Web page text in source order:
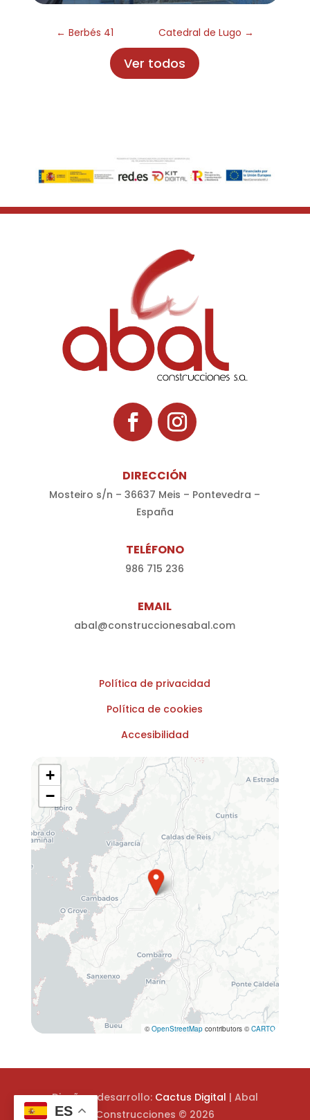
← Berbés 41 Catedral de Lugo →
Ver todos
DIRECCIÓN
Mosteiro s/n – 36637 Meis – Pontevedra –
España
TELÉFONO
986 715 236
EMAIL
abal@construccionesabal.com
Política de privacidad
Política de cookies
Accesibilidad
+
−
©OpenStreetMap contributors ©CARTO
Diseño y desarrollo: Cactus Digital | Abal
Construcciones © 2026
ES